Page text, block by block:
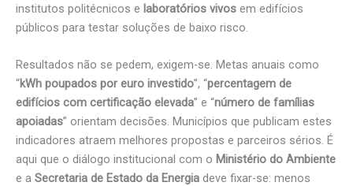
institutos politécnicos e laboratórios vivos em edifícios
públicos para testar soluções de baixo risco.
Resultados não se pedem, exigem-se. Metas anuais como
“kWh poupados por euro investido”, “percentagem de
edifícios com certificação elevada” e “número de famílias
apoiadas” orientam decisões. Municípios que publicam estes
indicadores atraem melhores propostas e parceiros sérios. É
aqui que o diálogo institucional com o Ministério do Ambiente
e a Secretaria de Estado da Energia deve fixar-se: menos